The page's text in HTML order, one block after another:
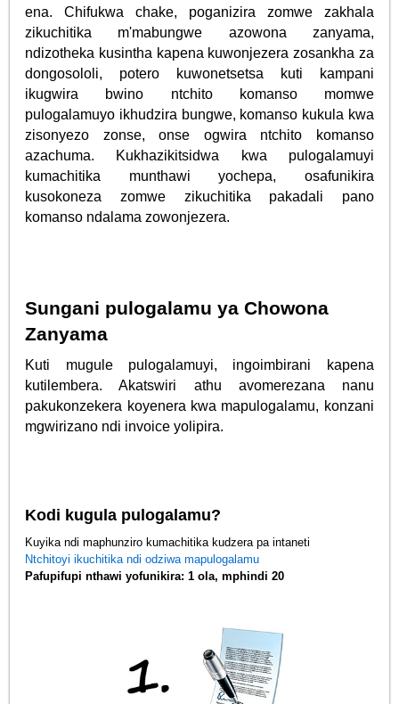
ena. Chifukwa chake, poganizira zomwe zakhala
zikuchitika m'mabungwe azowona zanyama,
ndizotheka kusintha kapena kuwonjezera zosankha za
dongosololi, potero kuwonetsetsa kuti kampani
ikugwira bwino ntchito komanso momwe
pulogalamuyo ikhudzira bungwe, komanso kukula kwa
zisonyezo zonse, onse ogwira ntchito komanso
azachuma. Kukhazikitsidwa kwa pulogalamuyi
kumachitika munthawi yochepa, osafunikira
kusokoneza zomwe zikuchitika pakadali pano
komanso ndalama zowonjezera.
Sungani pulogalamu ya Chowona
Zanyama
Kuti mugule pulogalamuyi, ingoimbirani kapena
kutilembera. Akatswiri athu avomerezana nanu
pakukonzekera koyenera kwa mapulogalamu, konzani
mgwirizano ndi invoice yolipira.
Kodi kugula pulogalamu?
Kuyika ndi maphunziro kumachitika kudzera pa intaneti
Ntchitoyi ikuchitika ndi odziwa mapulogalamu
Pafupifupi nthawi yofunikira: 1 ola, mphindi 20